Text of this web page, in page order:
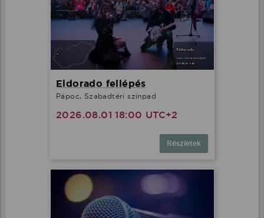
Eldorado fellépés
Pápoc, Szabadtéri színpad
2026.08.01 18:00 UTC+2
Részletek